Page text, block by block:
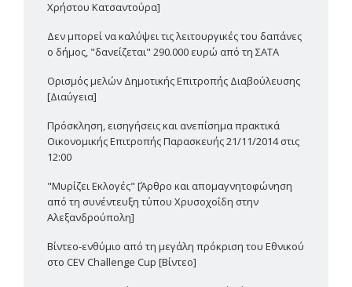
Χρήστου Κατσαντούρα]
Δεν μπορεί να καλύψει τις λειτουργικές του δαπάνες
ο δήμος, "δανείζεται" 290.000 ευρώ από τη ΣΑΤΑ
Ορισμός μελών Δημοτικής Επιτροπής Διαβούλευσης
[Διαύγεια]
Πρόσκληση, εισηγήσεις και ανεπίσημα πρακτικά
Οικονομικής Επιτροπής Παρασκευής 21/11/2014 στις
12:00
"Μυρίζει Εκλογές" [Άρθρο και απομαγνητοφώνηση
από τη συνέντευξη τύπου Χρυσοχοΐδη στην
Αλεξανδρούπολη]
Βίντεο-ενθύμιο από τη μεγάλη πρόκριση του Εθνικού
στο CEV Challenge Cup [Βίντεο]